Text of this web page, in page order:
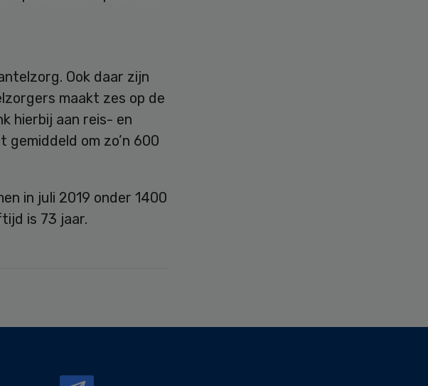
Ook daar zijn
maakt zes op de
hierbij aan reis- en
om zo’n 600
in juli 2019 onder 1400
is 73 jaar.